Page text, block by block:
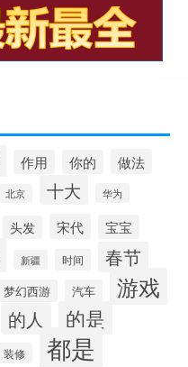
作用 你的 做法
北京 十大 华为
头发 宋代 宝宝
新疆 时间 春节
梦幻西游 汽车 游戏
的人 的是
装修 都是